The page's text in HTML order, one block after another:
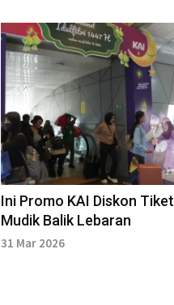
Ini Promo KAI Diskon Tiket
Mudik Balik Lebaran
31 Mar 2026